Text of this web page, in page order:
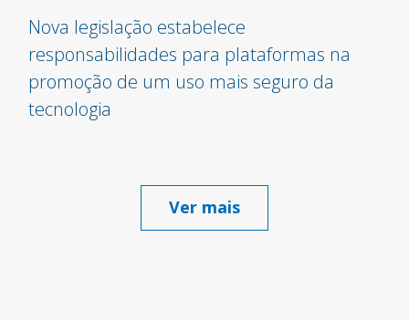
Nova legislação estabelece
responsabilidades para plataformas na
promoção de um uso mais seguro da
tecnologia
Ver mais